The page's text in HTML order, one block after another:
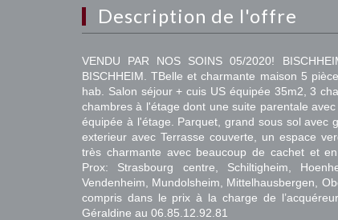
description de l'offre
VENDU PAR NOS SOINS 05/2020!
BISCHHEIM. TBelle et charmante maison 5
hab. Salon séjour + cuis US équipée 35m2, 3
chambres à l'étage dont une suite parentale
équipée à l'étage. Parquet, grand sous sol avec
exterieur avec Terrasse couverte, un espace
très charmante avec beaucoup de cachet et
Prox: Strasbourg centre, Schiltigheim,
Vendenheim, Mundolsheim, Mittelhausbergen,
compris dans le prix à la charge de
Géraldine au 06.85.12.92.81